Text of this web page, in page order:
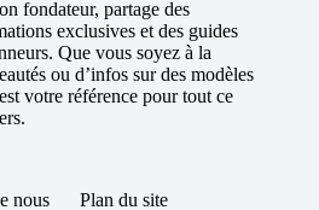
fondateur, partage des
exclusives et des guides
Que vous soyez à la
ou d’infos sur des modèles
votre référence pour tout ce
nous Plan du site